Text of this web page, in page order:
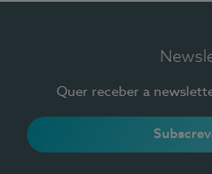
Quer receber a